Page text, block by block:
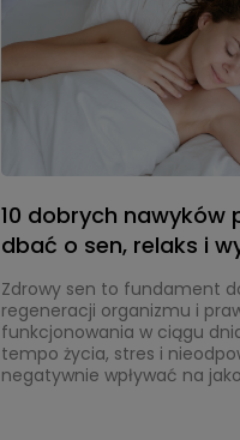
10 dobrych nawyków
dbać o sen, relaks i
Zdrowy sen to fundament
regeneracji organizmu i
funkcjonowania w ciągu
tempo życia, stres i
negatywnie wpływać na
przed snem pomaga